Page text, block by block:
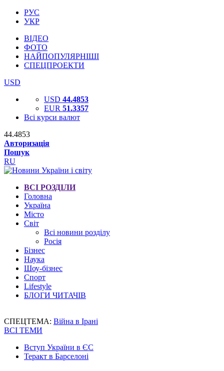
РУС
УКР
ВІДЕО
ФОТО
НАЙПОПУЛЯРНІШІ
СПЕЦПРОЕКТИ
USD
USD 44.4853
EUR 51.3357
Всі курси валют
44.4853
Авторизація
Пошук
RU
ВСІ РОЗДІЛИ
Головна
Україна
Місто
Світ
Всі новини розділу
Росія
Бізнес
Наука
Шоу-бізнес
Спорт
Lifestyle
БЛОГИ ЧИТАЧІВ
СПЕЦТЕМА: Війна в Ірані
ВСІ ТЕМИ
Вступ України в ЄС
Теракт в Барселоні